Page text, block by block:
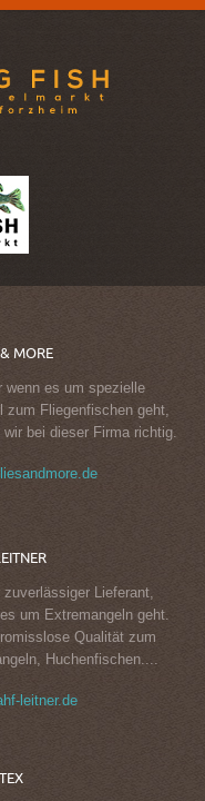
&MORE
wenn es um spezielle
zum Fliegenfischen geht,
wir bei dieser Firma richtig.
zuverlässiger Lieferant,
um Extremangeln geht.
Qualität zum
Huchenfischen....
leitner.de